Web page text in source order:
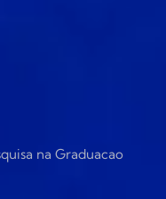
na Graduacao